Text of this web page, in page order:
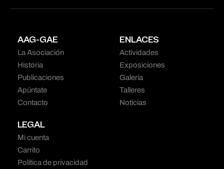
AAG-GAE
La Asociación
Historia
Publicaciones
Apúntate
Contacto
ENLACES
Actividades
Exposiciones
Galería
Talleres
Noticias
LEGAL
Mi cuenta
Carrito
Política de privacidad